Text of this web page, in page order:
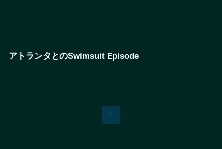
アトランタとのSwimsuit Episode
1